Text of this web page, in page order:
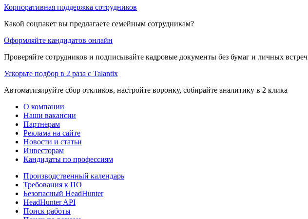
Корпоративная поддержка сотрудников
Какой соцпакет вы предлагаете семейным сотрудникам?
Оформляйте кандидатов онлайн
Проверяйте сотрудников и подписывайте кадровые документы без бумаг и личных встреч
Ускорьте подбор в 2 раза с Talantix
Автоматизируйте сбор откликов, настройте воронку, собирайте аналитику в 2 клика
О компании
Наши вакансии
Партнерам
Реклама на сайте
Новости и статьи
Инвесторам
Кандидаты по профессиям
Производственный календарь
Требования к ПО
Безопасный HeadHunter
HeadHunter API
Поиск работы